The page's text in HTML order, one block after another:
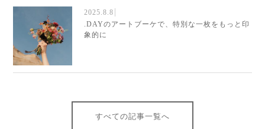
2025.8.8
.DAYのアートブーケで、特別な一枚をもっと印
象的に
すべての記事一覧へ